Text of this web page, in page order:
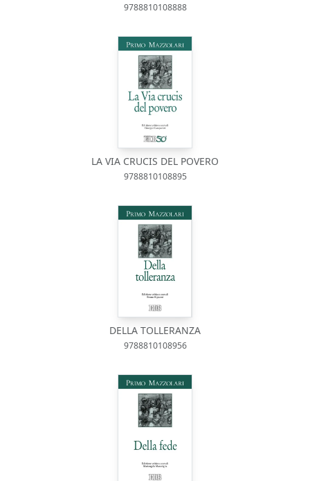
9788810108888
LA VIA CRUCIS DEL POVERO
9788810108895
DELLA TOLLERANZA
9788810108956